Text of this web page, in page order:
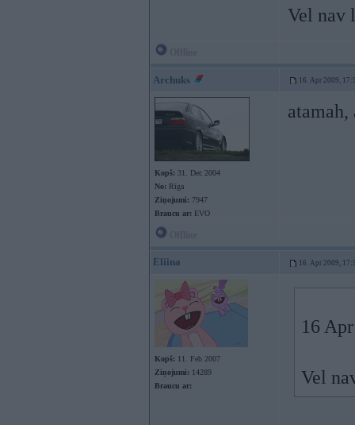
Vel nav
Archuks 16. Apr 2009,
Kopš: 31. Dec 2004
No: Rīga
Ziņojumi: 7947
Braucu ar: EVO
Eliina 16. Apr 2009,
Kopš: 11. Feb 2007
Ziņojumi: 14289
Braucu ar:
16
Vel